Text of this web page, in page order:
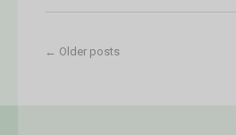
← Older posts